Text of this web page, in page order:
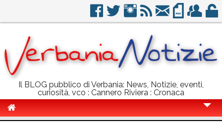
Il BLOG pubblico di Verbania: News, Notizie, eventi,
curiosità, vco : Cannero Riviera : Cronaca